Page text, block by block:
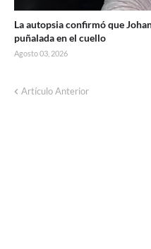
La autopsia confirmó que
puñalada en el cuello
Agosto 03, 2026
Artículo Anterior